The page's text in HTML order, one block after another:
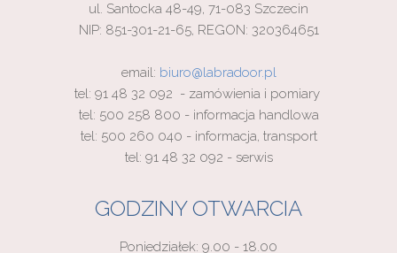
ul. Santocka 48-49, 71-083 Szczecin
NIP: 851-301-21-65, REGON: 320364651
email: biuro@labradoor.pl
tel: 91 48 32 092 - zamówienia i pomiary
tel: 500 258 800 - informacja handlowa
tel: 500 260 040 - informacja, transport
tel: 91 48 32 092 - serwis
GODZINY OTWARCIA
Poniedziałek: 9.00 - 18.00